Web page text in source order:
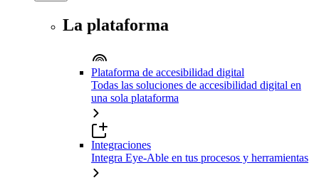
La plataforma
Plataforma de accesibilidad digital
Todas las soluciones de accesibilidad digital en
una sola plataforma
Integraciones
Integra Eye-Able en tus procesos y herramientas